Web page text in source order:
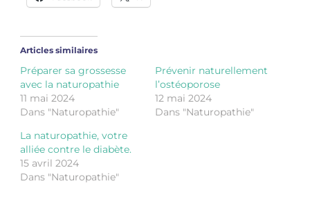
Articles similaires
Préparer sa grossesse
avec la naturopathie
11 mai 2024
Dans "Naturopathie"
Prévenir naturellement
l’ostéoporose
12 mai 2024
Dans "Naturopathie"
La naturopathie, votre
alliée contre le diabète.
15 avril 2024
Dans "Naturopathie"